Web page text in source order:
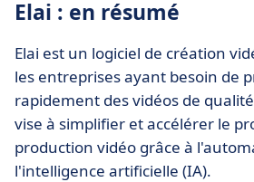
Elai : en résumé
Elai est un logiciel de création
les entreprises ayant besoin de
rapidement des vidéos de
vise à simplifier et accélérer le
production vidéo grâce à
l'intelligence artificielle (IA).